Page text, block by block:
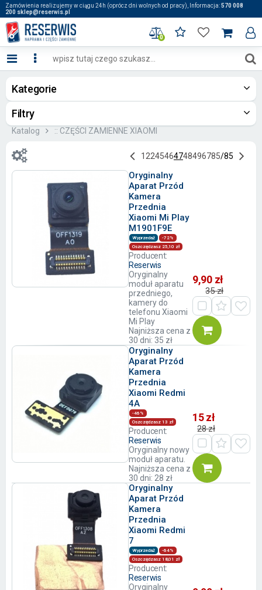
Zamówienia realizujemy w ciągu 24h (oprócz dni wolnych od pracy), Informacja:570 008
200 sklep@reserwis.pl
0
Kategorie
Filtry
Katalog :: CZĘŚCI ZAMIENNE XIAOMI
1 2245464748496785/85
Oryginalny
Aparat Przód
Kamera
Przednia
Xiaomi Mi Play
M1901F9E
Wyprzedaż
-72%
Oszczędzasz 25,10 zł
Producent:
Reserwis
Oryginalny
moduł aparatu
przedniego,
kamery do
telefonu Xiaomi
Mi Play
Najniższa cena z
30 dni: 35 zł
9,90 zł
35 zł
Oryginalny
Aparat Przód
Kamera
Przednia
Xiaomi Redmi
4A
-46%
Oszczędzasz 13 zł
Producent:
Reserwis
Oryginalny nowy
moduł aparatu.
Najniższa cena z
30 dni: 28 zł
15 zł
28 zł
Oryginalny
Aparat Przód
Kamera
Przednia
Xiaomi Redmi
7
Wyprzedaż
-64%
Oszczędzasz 18,01 zł
Producent:
Reserwis
Oryginalny